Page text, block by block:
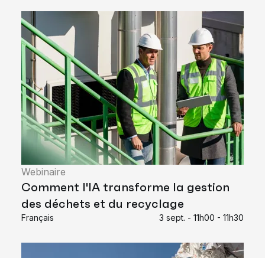
Webinaire
Comment l'IA transforme la gestion
des déchets et du recyclage
Français 3 sept. - 11h00 - 11h30